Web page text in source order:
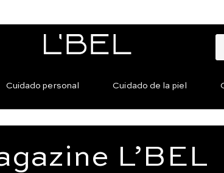
Cuidado personal Cuidado de la piel
L’BEL